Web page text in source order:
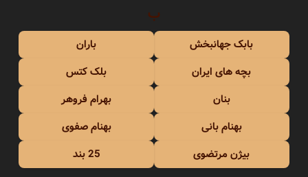
ب
بابک جهانبخش
باران
بچه های ایران
بلک کتس
بنان
بهرام فروهر
بهنام بانی
بهنام صفوی
بیژن مرتضوی
25 بند